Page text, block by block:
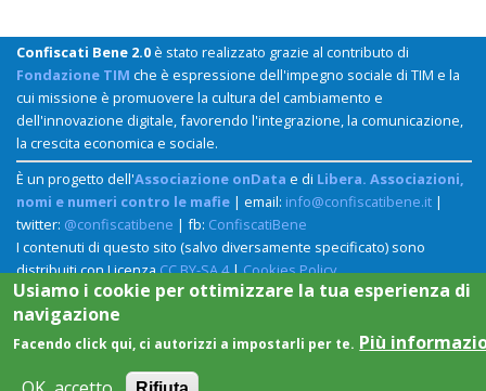
Confiscati Bene 2.0è stato realizzato grazie al contributo di
Fondazione TIM che è espressione dell'impegno sociale di TIM e la
cui missione è promuovere la cultura del cambiamento e
dell'innovazione digitale, favorendo l'integrazione, la comunicazione,
la crescita economica e sociale.
È un progetto dell'Associazione onData e di Libera. Associazioni,
nomi e numeri contro le mafie | email: info@confiscatibene.it |
twitter: @confiscatibene | fb: ConfiscatiBene
I contenuti di questo sito (salvo diversamente specificato) sono
distribuiti con LicenzaCC BY-SA 4|Cookies Policy
Usiamo i cookie per ottimizzare la tua esperienza di
navigazione
Facendo click qui, ci autorizzi a impostarli per te. Più